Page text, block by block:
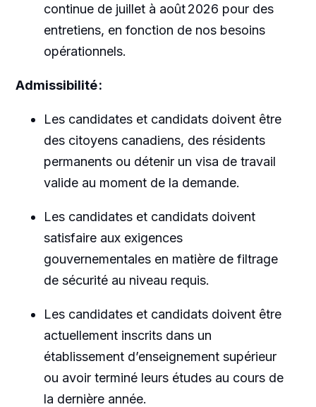
continue de juillet à août 2026 pour des
entretiens, en fonction de nos besoins
opérationnels.
Admissibilité :
Les candidates et candidats doivent être
des citoyens canadiens, des résidents
permanents ou détenir un visa de travail
valide au moment de la demande.
Les candidates et candidats doivent
satisfaire aux exigences
gouvernementales en matière de filtrage
de sécurité au niveau requis.
Les candidates et candidats doivent être
actuellement inscrits dans un
établissement d’enseignement supérieur
ou avoir terminé leurs études au cours de
la dernière année.